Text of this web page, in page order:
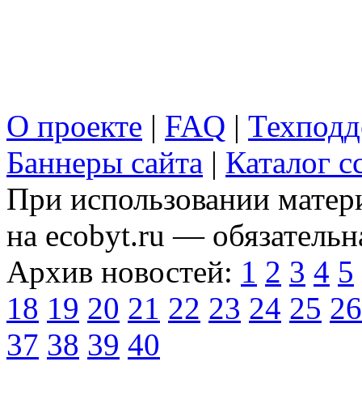
О проекте | FAQ |
Баннеры сайта | Каталог
При использовании
на ecobyt.ru —
Архив новостей: 1 2 3 4 5
18 19 20 21 22 23 24 25 26
37 38 39 40